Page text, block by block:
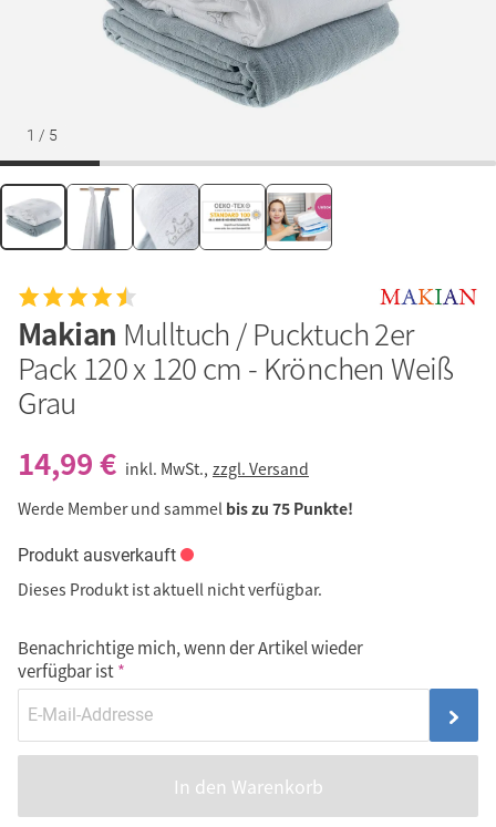
1 / 5
Makian Mulltuch / Pucktuch 2er
Pack 120 x 120 cm - Krönchen Weiß
Grau
14,99 € inkl. MwSt., zzgl. Versand
Werde Member und sammel bis zu 75 Punkte!
Produkt ausverkauft
Dieses Produkt ist aktuell nicht verfügbar.
Benachrichtige mich, wenn der Artikel wieder
verfügbar ist
In den Warenkorb